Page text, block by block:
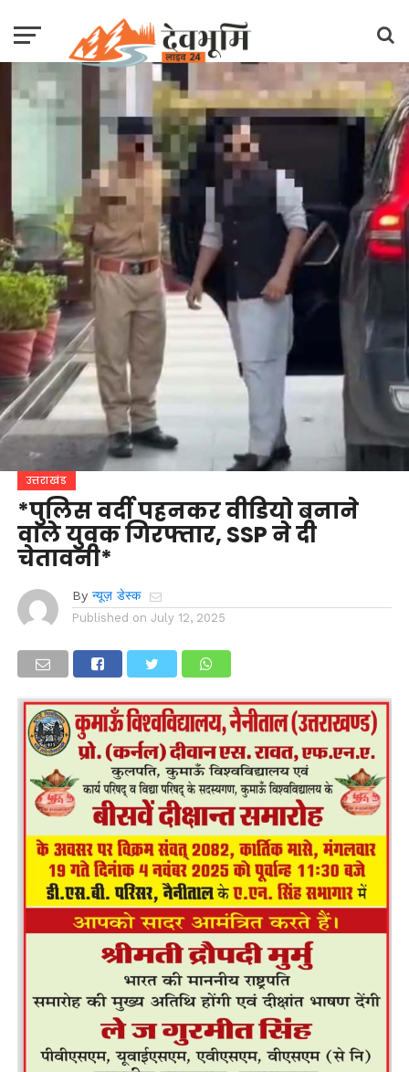
उत्तराखंड
*पुलिस वर्दी पहनकर वीडियो बनाने
वाले युवक गिरफ्तार, SSP ने दी
चेतावनी*
By न्यूज़ डेस्क
Published on July 12, 2025